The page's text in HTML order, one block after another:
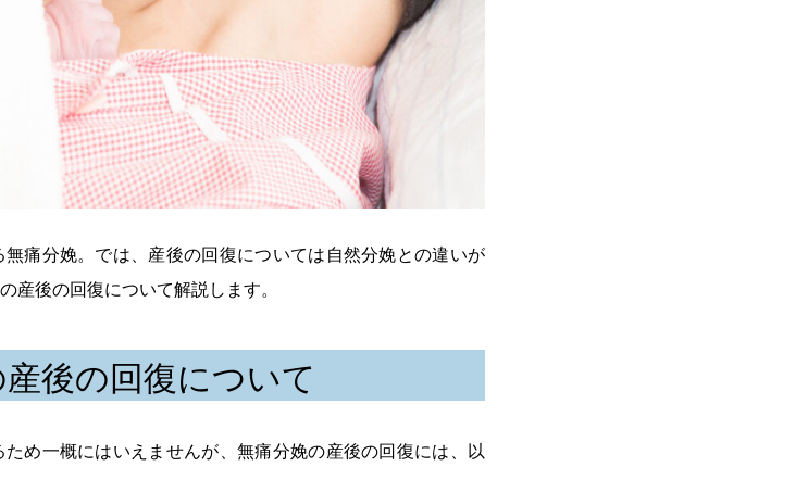
痛分娩。では、産後の回復については自然分娩との違いが
産後の回復について解説します。
後の回復について
め一概にはいえませんが、無痛分娩の産後の回復には、以